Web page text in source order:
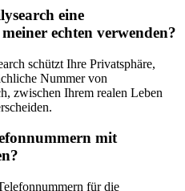
eine
echten verwenden?
schützt Ihre Privatsphäre,
Nummer von
zwischen Ihrem realen Leben
mit
für die